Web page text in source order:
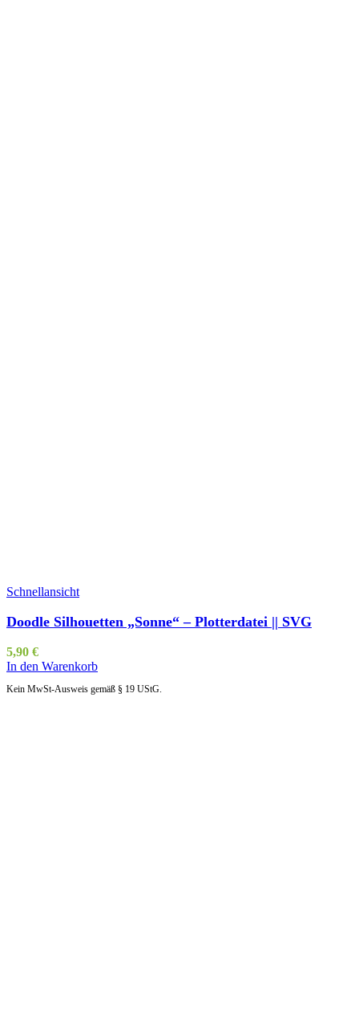
Schnellansicht
Doodle Silhouetten „Sonne“ – Plotterdatei || SVG
5,90 €
In den Warenkorb
Kein MwSt-Ausweis gemäß § 19 UStG.